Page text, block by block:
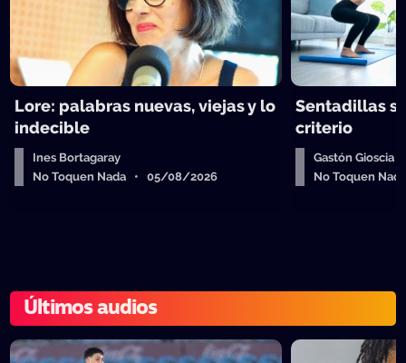
Lore: palabras nuevas, viejas y lo
indecible
Ines Bortagaray
No Toquen Nada • 05/08/2026
Sentadillas
criterio
Gastón Gioscia
No Toquen
Últimos audios